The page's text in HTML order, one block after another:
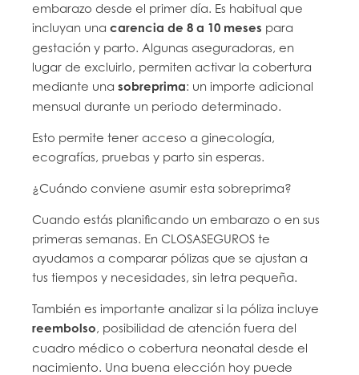
embarazo desde el primer día. Es habitual que
incluyan unacarencia de 8 a 10 meses para
gestación y parto. Algunas aseguradoras, en
lugar de excluirlo, permiten activar la cobertura
mediante unasobreprima: un importe adicional
mensual durante un periodo determinado.
Esto permite tener acceso a ginecología,
ecografías, pruebas y parto sin esperas.
¿Cuándo conviene asumir esta sobreprima?
Cuando estás planificando un embarazo o en sus
primeras semanas. En CLOSASEGUROS te
ayudamos a comparar pólizas que se ajustan a
tus tiempos y necesidades, sin letra pequeña.
También es importante analizar si la póliza incluye
reembolso, posibilidad de atención fuera del
cuadro médico o cobertura neonatal desde el
nacimiento. Una buena elección hoy puede